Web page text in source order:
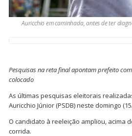
Auricchio em caminhada, antes de ter
Pesquisas na reta final apontam prefeito
colocado
As últimas pesquisas eleitorais
Auricchio Júnior (PSDB) neste domingo
O candidato à reeleição ampliou, acima
corrida.